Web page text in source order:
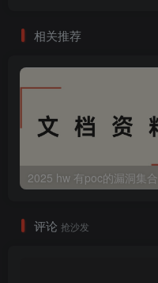
相关推荐
2025 hw 有poc的漏洞集合
评论 抢沙发